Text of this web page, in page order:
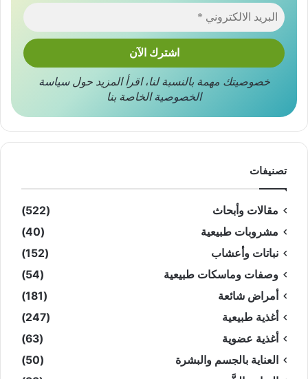
خصوصيتك مهمة بالنسبة لنا،اقرأ المزيد حولسياسة
الخصوصيةالخاصة بنا
تصنيفات
مقالات وأبحاث
(522)
مشروبات طبيعية
(40)
نباتات وأعشاب
(152)
وصفات وماسكات طبيعية
(54)
أمراض شائعة
(181)
أغذية طبيعية
(247)
أغذية عضوية
(63)
العناية بالجسم والبشرة
(50)